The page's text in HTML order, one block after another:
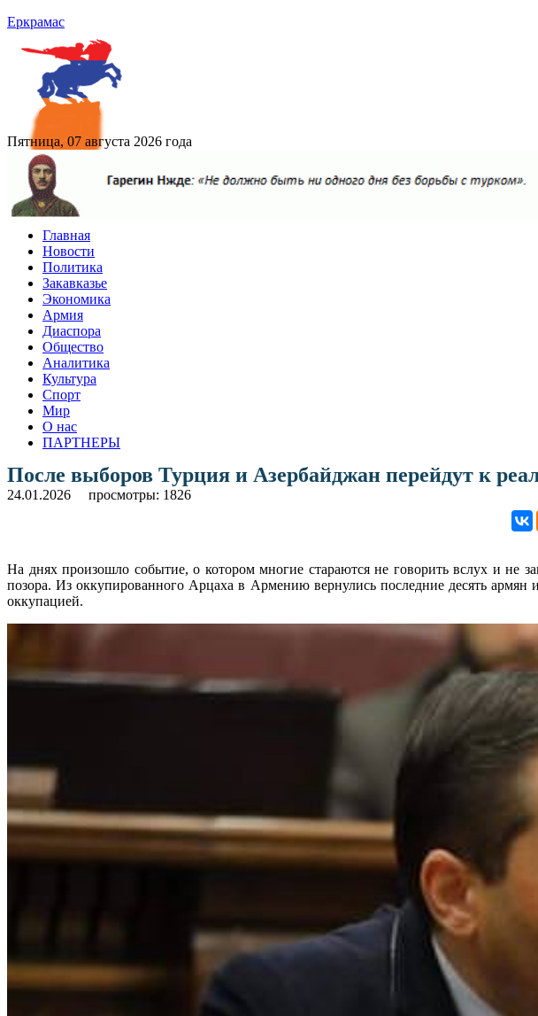
Еркрамас
Пятница, 07 августа 2026 года
Главная
Новости
Политика
Закавказье
Экономика
Армия
Диаспора
Общество
Аналитика
Культура
Спорт
Мир
О нас
ПАРТНЕРЫ
После выборов Турция и Азербайджан перейдут к
24.01.2026 просмотры: 1826
На днях произошло событие, о котором многие стараются не говорить вслух и не
позора. Из оккупированного Арцаха в Армению вернулись последние десять
оккупацией.